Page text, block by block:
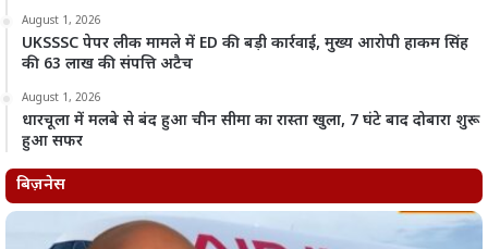
August 1, 2026
UKSSSC पेपर लीक मामले में ED की बड़ी कार्रवाई, मुख्य आरोपी हाकम सिंह
की 63 लाख की संपत्ति अटैच
August 1, 2026
धारचूला में मलबे से बंद हुआ चीन सीमा का रास्ता खुला, 7 घंटे बाद दोबारा शुरू
हुआ सफर
बिज़नेस